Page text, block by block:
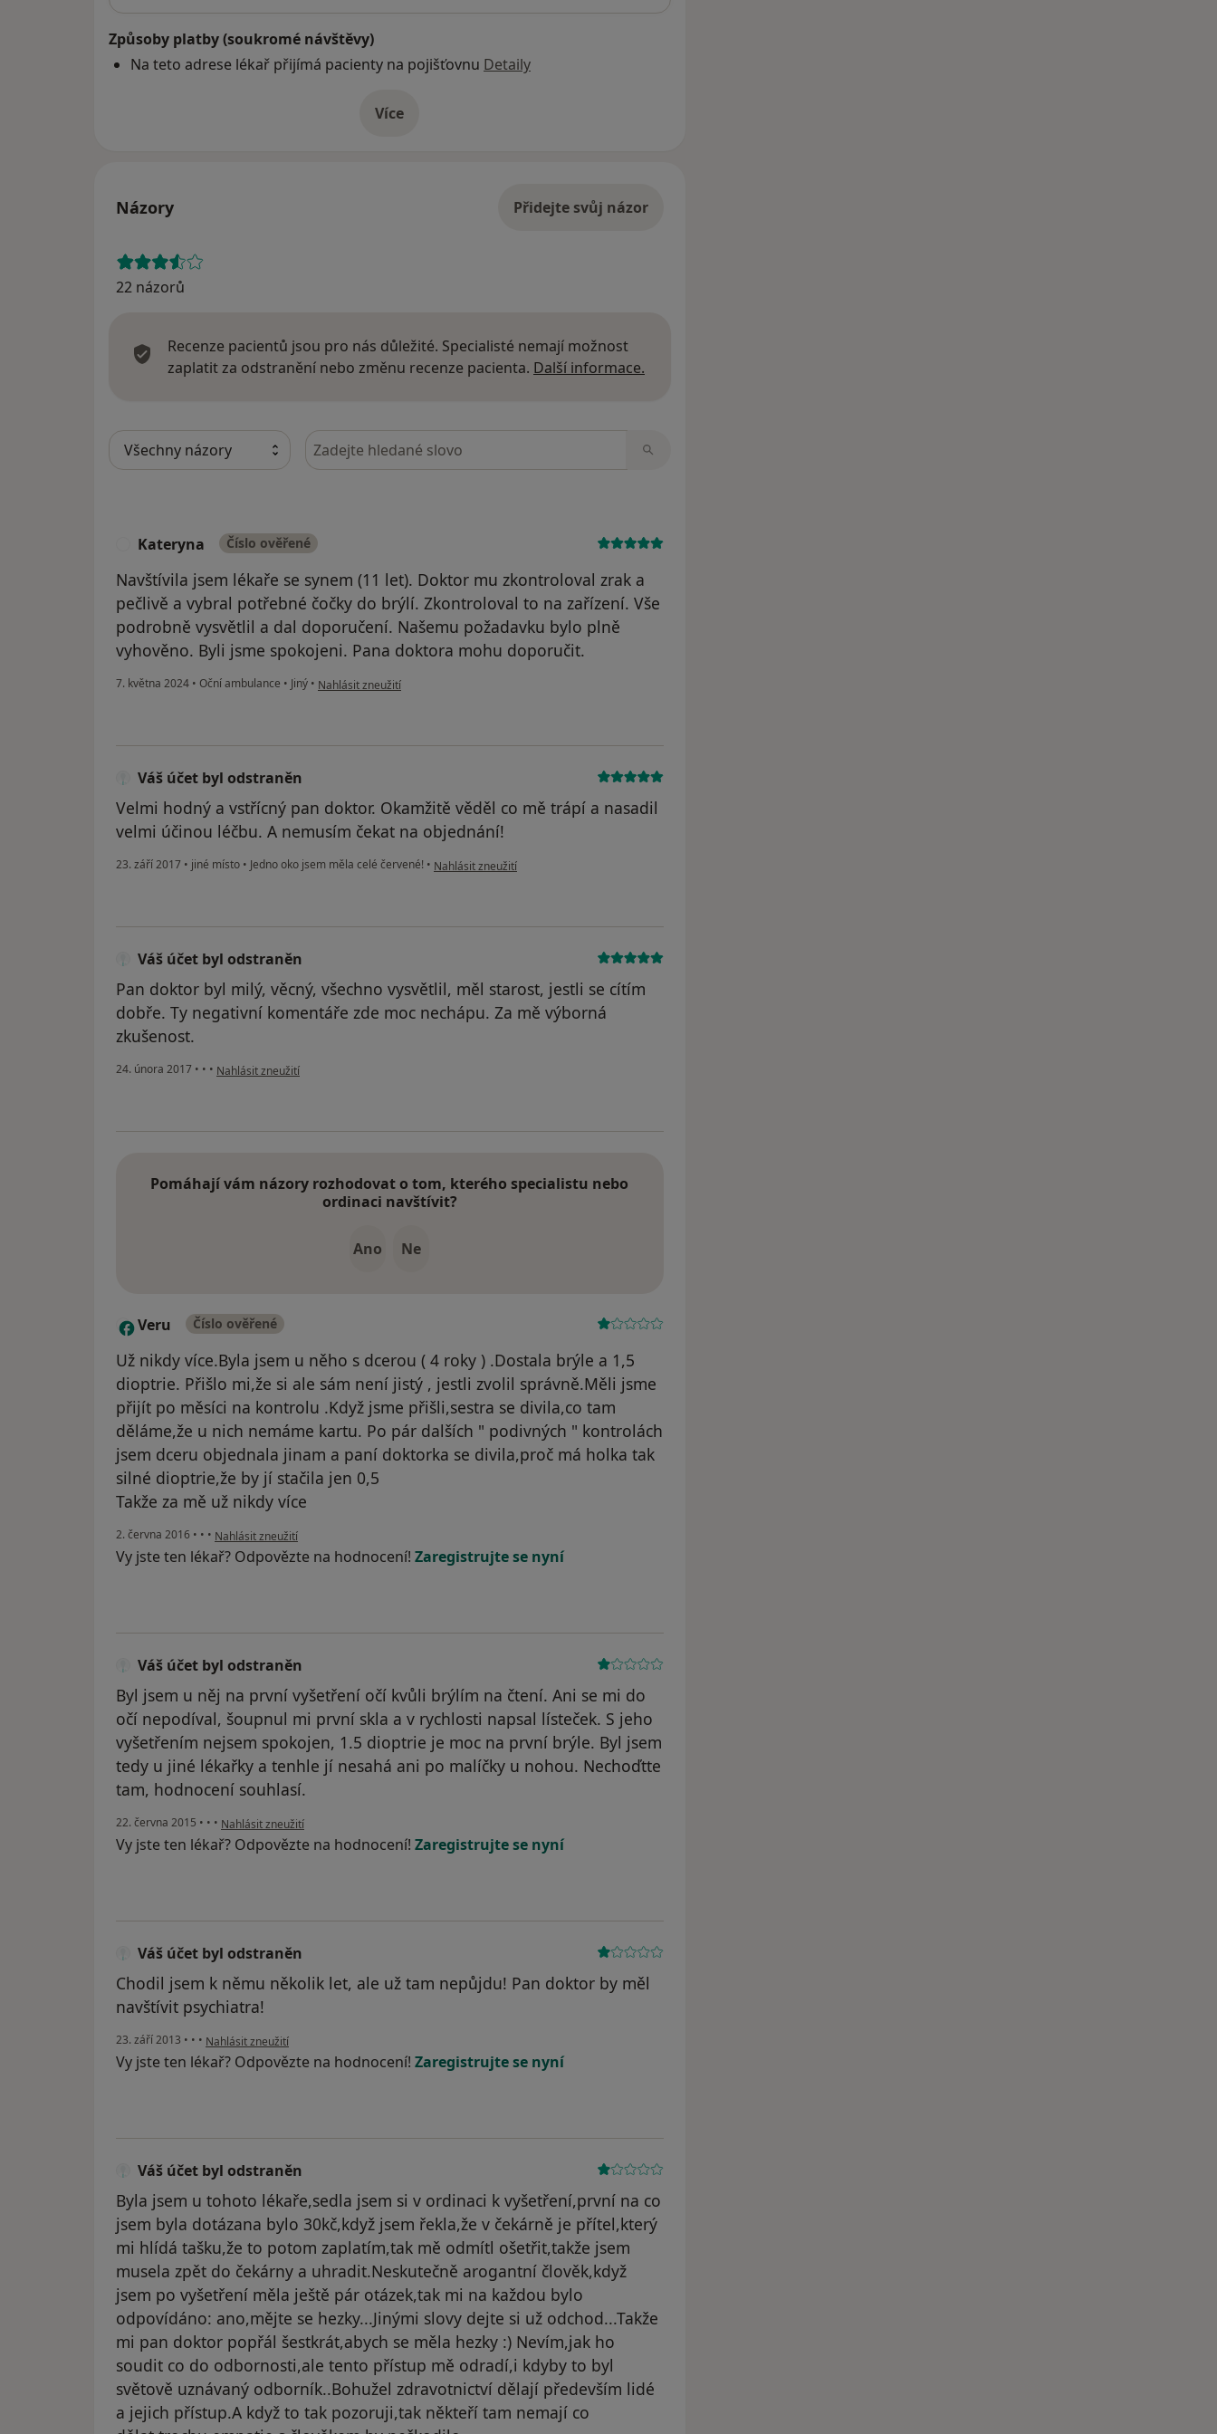
Způsoby platby (soukromé návštěvy)
Na teto adrese lékař přijímá pacienty na pojišťovnu Detaily
Víceo adrese
Názory Přidejte svůj názor
22 názorů
Recenze pacientů jsou pro nás důležité. Specialisté nemají možnost
zaplatit za odstranění nebo změnu recenze pacienta. Další informace.
Hledejte v názorech
Kateryna Číslo ověřené
Navštívila jsem lékaře se synem (11 let). Doktor mu zkontroloval zrak a
pečlivě a vybral potřebné čočky do brýlí. Zkontroloval to na zařízení. Vše
podrobně vysvětlil a dal doporučení. Našemu požadavku bylo plně
vyhověno. Byli jsme spokojeni. Pana doktora mohu doporučit.
7. května 2024 • Oční ambulance • Jiný • podle názoru uživatele Kateryna
Nahlásit zneužití
Váš účet byl odstraněn
Velmi hodný a vstřícný pan doktor. Okamžitě věděl co mě trápí a nasadil
velmi účinou léčbu. A nemusím čekat na objednání!
23. září 2017 • jiné místo • Jedno oko jsem měla celé červené! • podle názoru uživatele Váš účet byl odstraněn
Nahlásit zneužití
Váš účet byl odstraněn
Pan doktor byl milý, věcný, všechno vysvětlil, měl starost, jestli se cítím
dobře. Ty negativní komentáře zde moc nechápu. Za mě výborná
zkušenost.
24. února 2017 • • • podle názoru uživatele Váš účet byl odstraněn
Nahlásit zneužití
Pomáhají vám názory rozhodovat o tom, kterého specialistu nebo
ordinaci navštívit?
Ano Ne
V Veru Číslo ověřené
Už nikdy více.Byla jsem u něho s dcerou ( 4 roky ) .Dostala brýle a 1,5
dioptrie. Přišlo mi,že si ale sám není jistý , jestli zvolil správně.Měli jsme
přijít po měsíci na kontrolu .Když jsme přišli,sestra se divila,co tam
děláme,že u nich nemáme kartu. Po pár dalších " podivných " kontrolách
jsem dceru objednala jinam a paní doktorka se divila,proč má holka tak
silné dioptrie,že by jí stačila jen 0,5
Takže za mě už nikdy více
2. června 2016 • • • podle názoru uživatele Veru
Nahlásit zneužití
Vy jste ten lékař? Odpovězte na hodnocení! Zaregistrujte se nyní
Váš účet byl odstraněn
Byl jsem u něj na první vyšetření očí kvůli brýlím na čtení. Ani se mi do
očí nepodíval, šoupnul mi první skla a v rychlosti napsal lísteček. S jeho
vyšetřením nejsem spokojen, 1.5 dioptrie je moc na první brýle. Byl jsem
tedy u jiné lékařky a tenhle jí nesahá ani po malíčky u nohou. Nechoďtte
tam, hodnocení souhlasí.
22. června 2015 • • • podle názoru uživatele Váš účet byl odstraněn
Nahlásit zneužití
Vy jste ten lékař? Odpovězte na hodnocení! Zaregistrujte se nyní
Váš účet byl odstraněn
Chodil jsem k němu několik let, ale už tam nepůjdu! Pan doktor by měl
navštívit psychiatra!
23. září 2013 • • • podle názoru uživatele Váš účet byl odstraněn
Nahlásit zneužití
Vy jste ten lékař? Odpovězte na hodnocení! Zaregistrujte se nyní
Váš účet byl odstraněn
Byla jsem u tohoto lékaře,sedla jsem si v ordinaci k vyšetření,první na co
jsem byla dotázana bylo 30kč,když jsem řekla,že v čekárně je přítel,který
mi hlídá tašku,že to potom zaplatím,tak mě odmítl ošetřit,takže jsem
musela zpět do čekárny a uhradit.Neskutečně arogantní člověk,když
jsem po vyšetření měla ještě pár otázek,tak mi na každou bylo
odpovídáno: ano,mějte se hezky...Jinými slovy dejte si už odchod...Takže
mi pan doktor popřál šestkrát,abych se měla hezky :) Nevím,jak ho
soudit co do odbornosti,ale tento přístup mě odradí,i kdyby to byl
světově uznávaný odborník..Bohužel zdravotnictví dělají především lidé
a jejich přístup.A když to tak pozoruji,tak někteří tam nemají co